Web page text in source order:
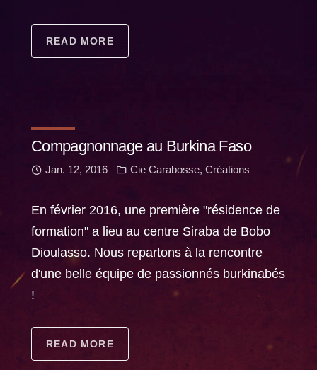
READ MORE
Compagnonnage au Burkina Faso
Jan. 12, 2016 Cie Carabosse, Créations
En février 2016, une première "résidence de
formation" a lieu au centre Siraba de Bobo
Dioulasso. Nous repartons à la rencontre
d'une belle équipe de passionnés burkinabés
!
READ MORE